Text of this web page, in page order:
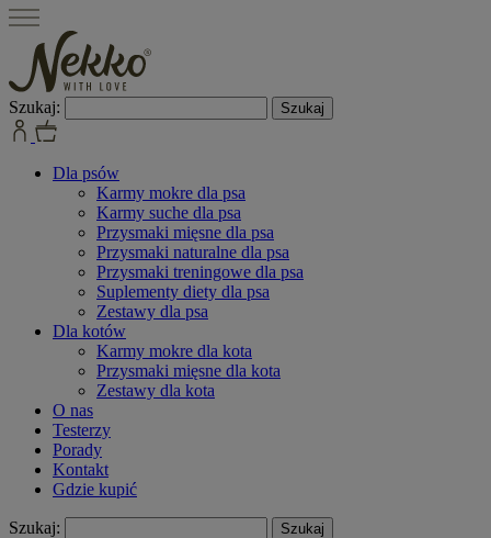
Szukaj:
Dla psów
Karmy mokre dla psa
Karmy suche dla psa
Przysmaki mięsne dla psa
Przysmaki naturalne dla psa
Przysmaki treningowe dla psa
Suplementy diety dla psa
Zestawy dla psa
Dla kotów
Karmy mokre dla kota
Przysmaki mięsne dla kota
Zestawy dla kota
O nas
Testerzy
Porady
Kontakt
Gdzie kupić
Szukaj: